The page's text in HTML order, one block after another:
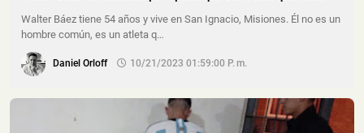
Walter Báez tiene 54 años y vive en San Ignacio, Misiones. Él no es un
hombre común, es un atleta q…
Daniel Orloff 10/21/2023 01:59:00 P. M.